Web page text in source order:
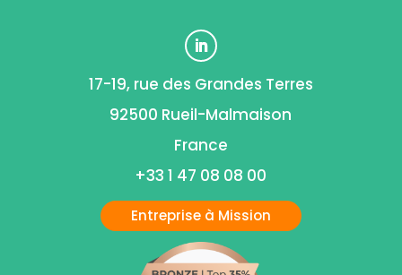
17-19, rue des Grandes Terres
92500 Rueil-Malmaison
France
+33 1 47 08 08 00
Entreprise à Mission